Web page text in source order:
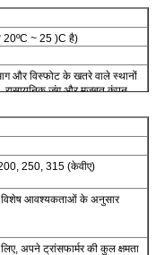
20ºC ~ 25 )C है)
और विस्फोट के खतरे वाले स्थानों
रासायनिक जंग और मजबूत कंपन
250, 315 (केवीए)
विशेष आवश्यकताओं के अनुसार
अपने ट्रांसफार्मर की कुल क्षमता